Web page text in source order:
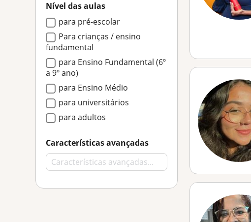
Nível das aulas
para pré-escolar
Para crianças / ensino
fundamental
para Ensino Fundamental (6º
a 9º ano)
para Ensino Médio
para universitários
para adultos
Características avançadas